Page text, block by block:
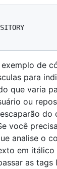
de
para
que varia
ou
do
você
analise o
em
as tags